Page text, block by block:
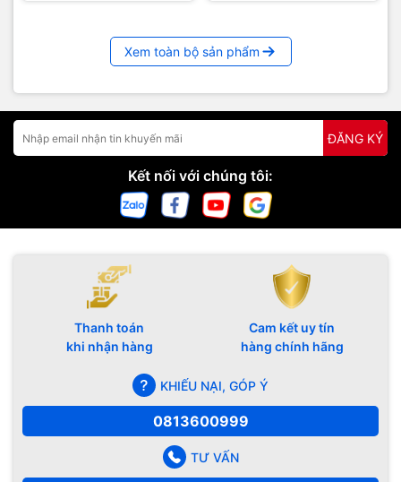
Xem toàn bộ sản phẩm
ĐĂNG KÝ
Kết nối với chúng tôi:
Thanh toán
khi nhận hàng
Cam kết uy tín
hàng chính hãng
KHIẾU NẠI, GÓP Ý
0813600999
TƯ VẤN